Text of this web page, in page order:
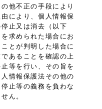
他不正の手段により
により、個人情報保
止又は消去（以下
求められた場合にお
とが判明した場合に
あることを確認の上
等を行い、その旨を
情報保護法その他の
止等の義務を負わな
ん。